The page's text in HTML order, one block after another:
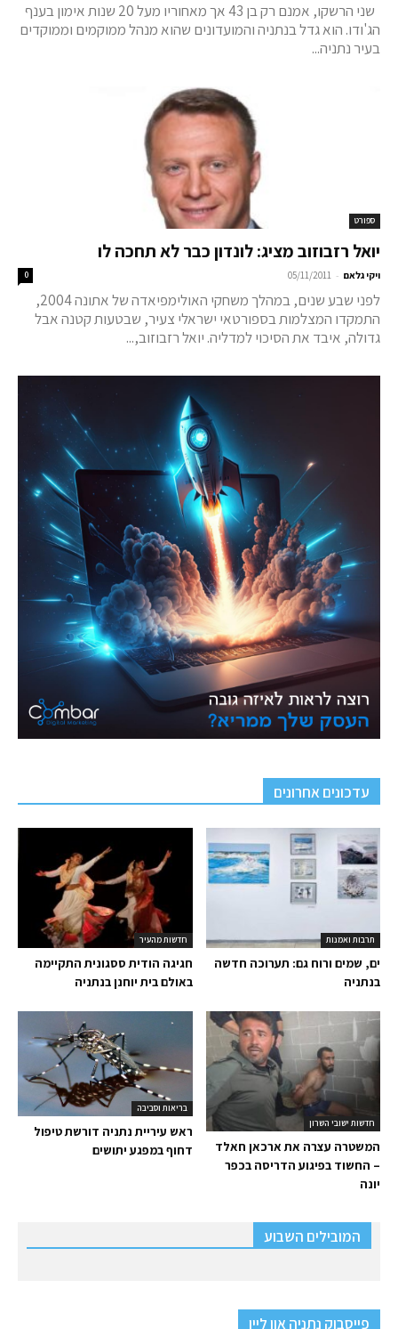
שני הרשקו, אמנם רק בן 43 אך מאחוריו מעל 20 שנות אימון בענף
הג'ודו. הוא גדל בנתניה והמועדונים שהוא מנהל ממוקמים וממוקדים
בעיר נתניה...
ספורט
יואל רזבוזוב מציג: לונדון כבר לא תחכה לו
ויקי גלאם -
05/11/2011
0
לפני שבע שנים, במהלך משחקי האולימפיאדה של אתונה 2004,
התמקדו המצלמות בספורטאי ישראלי צעיר, שבטעות קטנה אבל
גדולה, איבד את הסיכוי למדליה. יואל רזבוזוב,...
עדכונים אחרונים
חדשות מהעיר
חגיגה הודית ססגונית התקיימה
באולם בית יוחנן בנתניה
תרבות ואמנות
ים, שמים ורוח גם: תערוכה חדשה
בנתניה
בריאות וסביבה
ראש עיריית נתניה דורשת טיפול
דחוף במפגע יתושים
חדשות ישובי השרון
המשטרה עצרה את ארכאן חאלד
– החשוד בפיגוע הדריסה בכפר
יונה
המובילים השבוע
פייסבוק נתניה און ליין